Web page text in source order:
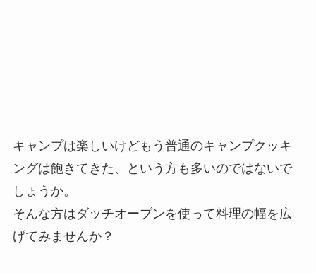
キャンプは楽しいけどもう普通のキャンプクッキ
ングは飽きてきた、という方も多いのではないで
しょうか。
そんな方はダッチオーブンを使って料理の幅を広
げてみませんか？